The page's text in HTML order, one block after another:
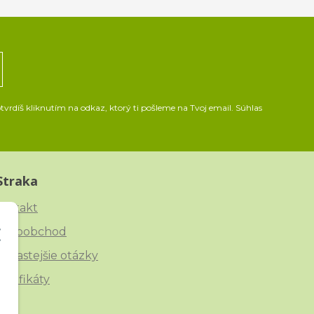
kliknutím na odkaz, ktorý ti pošleme na Tvoj email. Súhlas
otázky